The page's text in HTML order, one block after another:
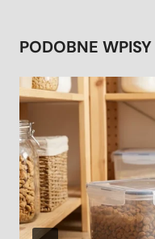
PODOBNE WPISY